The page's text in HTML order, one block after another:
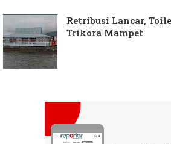
Retribusi Lancar,
Trikora Mampet